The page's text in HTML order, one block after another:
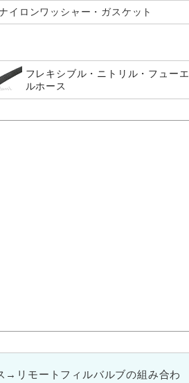
イロンワッシャー・ガスケット
フレキシブル・ニトリル・フューエ
ルホース
→リモートフィルバルブの組み合わ